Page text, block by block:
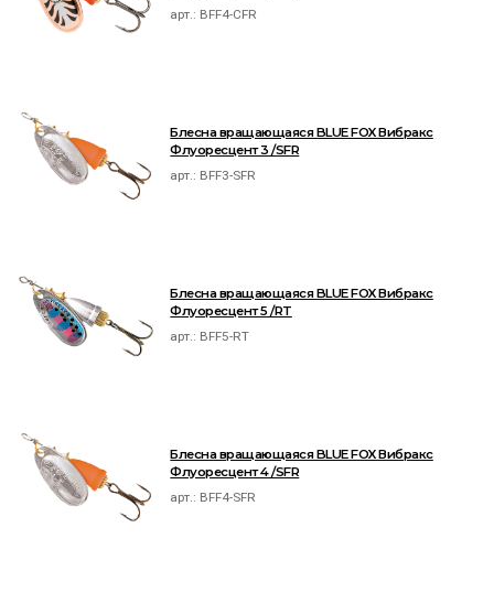
арт.: BFF4-CFR
Блесна вращающаяся BLUE FOX Вибракс
Флуоресцент 3 /SFR
арт.: BFF3-SFR
Блесна вращающаяся BLUE FOX Вибракс
Флуоресцент 5 /RT
арт.: BFF5-RT
Блесна вращающаяся BLUE FOX Вибракс
Флуоресцент 4 /SFR
арт.: BFF4-SFR